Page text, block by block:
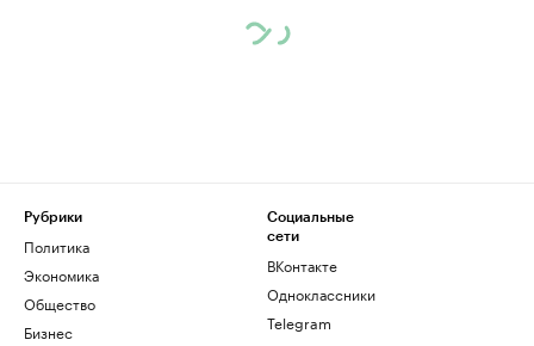
Рубрики
Политика
Экономика
Общество
Бизнес
Социальные
сети
ВКонтакте
Одноклассники
Telegram